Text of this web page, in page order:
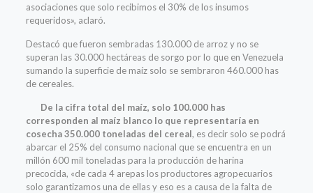
asociaciones que solo recibimos el 30% de los insumos
requeridos», aclaró.
Destacó que fueron sembradas 130.000 de arroz y no se
superan las 30.000 hectáreas de sorgo por lo que en Venezuela
sumando la superficie de maíz solo se sembraron 460.000 has
de cereales.
De la cifra total del maíz, solo 100.000 has
corresponden al maíz blanco lo que representaría en
cosecha 350.000 toneladas del cereal, es decir solo se podrá
abarcar el 25% del consumo nacional que se encuentra en un
millón 600 mil toneladas para la producción de harina
precocida, «de cada 4 arepas los productores agropecuarios
solo garantizamos una de ellas y eso es a causa de la falta de